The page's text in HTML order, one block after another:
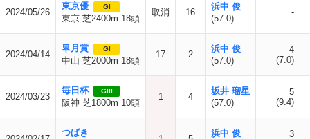
2024/05/26
東京優 GI
東京 芝2400m 18頭
取消 16
浜中 俊
(57.0)
-
2024/04/14
皐月賞 GI
中山 芝2000m 18頭
17 2
浜中 俊
(57.0)
4
(7.0)
2024/03/23
毎日杯 GIII
阪神 芝1800m 10頭
1 4
坂井 瑠星
(57.0)
5
(9.4)
つばき
浜中 俊
3